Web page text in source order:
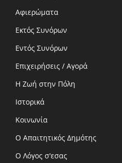
Αφιερώματα
Εκτός Συνόρων
Εντός Συνόρων
Επιχειρήσεις / Αγορά
Η Ζωή στην Πόλη
Ιστορικά
Κοινωνία
Ο Απαιτητικός Δημότης
Ο Λόγος σ'εσας